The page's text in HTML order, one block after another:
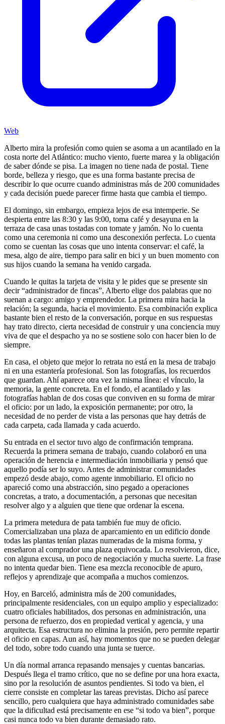
Web
Alberto mira la profesión como quien se asoma a un acantilado en la
costa norte del Atlántico: mucho viento, fuerte marea y la obligación
de saber dónde se pisa. La imagen no tiene nada de postal. Tiene
borde, belleza y riesgo, que es una forma bastante precisa de
describir lo que ocurre cuando administras más de 200 comunidades
y cada decisión puede parecer firme hasta que cambia el tiempo.
El domingo, sin embargo, empieza lejos de esa intemperie. Se
despierta entre las 8:30 y las 9:00, toma café y desayuna en la
terraza de casa unas tostadas con tomate y jamón. No lo cuenta
como una ceremonia ni como una desconexión perfecta. Lo cuenta
como se cuentan las cosas que uno intenta conservar: el café, la
mesa, algo de aire, tiempo para salir en bici y un buen momento con
sus hijos cuando la semana ha venido cargada.
Cuando le quitas la tarjeta de visita y le pides que se presente sin
decir “administrador de fincas”, Alberto elige dos palabras que no
suenan a cargo: amigo y emprendedor. La primera mira hacia la
relación; la segunda, hacia el movimiento. Esa combinación explica
bastante bien el resto de la conversación, porque en sus respuestas
hay trato directo, cierta necesidad de construir y una conciencia muy
viva de que el despacho ya no se sostiene solo con hacer bien lo de
siempre.
En casa, el objeto que mejor lo retrata no está en la mesa de trabajo
ni en una estantería profesional. Son las fotografías, los recuerdos
que guardan. Ahí aparece otra vez la misma línea: el vínculo, la
memoria, la gente concreta. En el fondo, el acantilado y las
fotografías hablan de dos cosas que conviven en su forma de mirar
el oficio: por un lado, la exposición permanente; por otro, la
necesidad de no perder de vista a las personas que hay detrás de
cada carpeta, cada llamada y cada acuerdo.
Su entrada en el sector tuvo algo de confirmación temprana.
Recuerda la primera semana de trabajo, cuando colaboró en una
operación de herencia e intermediación inmobiliaria y pensó que
aquello podía ser lo suyo. Antes de administrar comunidades
empezó desde abajo, como agente inmobiliario. El oficio no
apareció como una abstracción, sino pegado a operaciones
concretas, a trato, a documentación, a personas que necesitan
resolver algo y a alguien que tiene que ordenar la escena.
La primera metedura de pata también fue muy de oficio.
Comercializaban una plaza de aparcamiento en un edificio donde
todas las plantas tenían plazas numeradas de la misma forma, y
enseñaron al comprador una plaza equivocada. Lo resolvieron, dice,
con alguna excusa, un poco de negociación y mucha suerte. La frase
no intenta quedar bien. Tiene esa mezcla reconocible de apuro,
reflejos y aprendizaje que acompaña a muchos comienzos.
Hoy, en Barceló, administra más de 200 comunidades,
principalmente residenciales, con un equipo amplio y especializado:
cuatro oficiales habilitados, dos personas en administración, una
persona de refuerzo, dos en propiedad vertical y agencia, y una
arquitecta. Esa estructura no elimina la presión, pero permite repartir
el oficio en capas. Aun así, hay momentos que no se pueden delegar
del todo, sobre todo cuando una junta se tuerce.
Un día normal arranca repasando mensajes y cuentas bancarias.
Después llega el tramo crítico, que no se define por una hora exacta,
sino por la resolución de asuntos pendientes. Si todo va bien, el
cierre consiste en completar las tareas previstas. Dicho así parece
sencillo, pero cualquiera que haya administrado comunidades sabe
que la dificultad está precisamente en ese “si todo va bien”, porque
casi nunca todo va bien durante demasiado rato.